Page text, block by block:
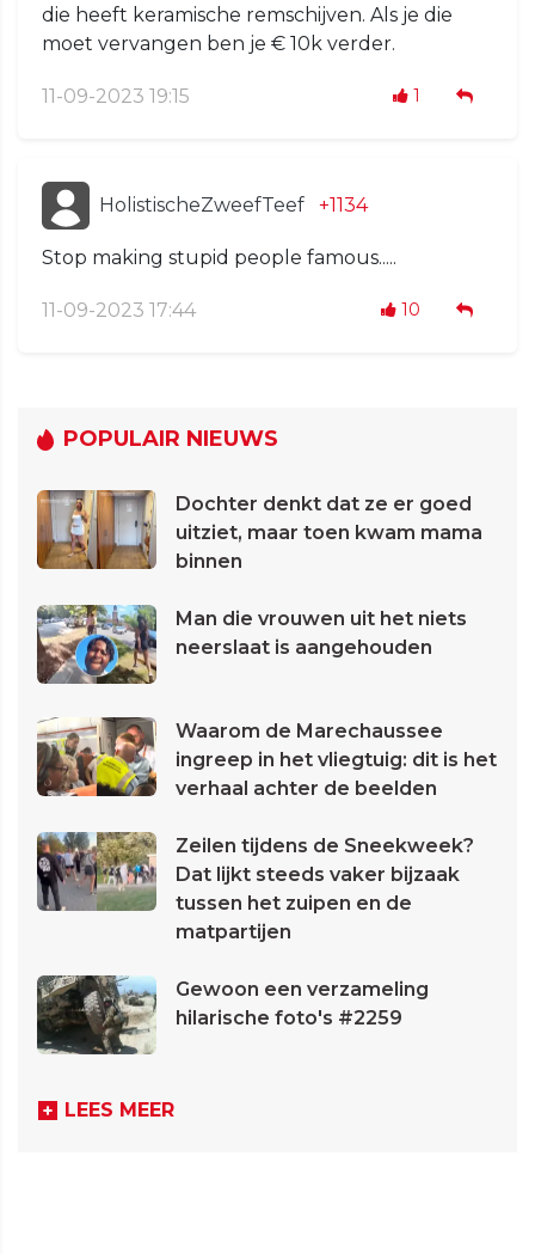
die heeft keramische remschijven. Als je die
moet vervangen ben je € 10k verder.
11-09-2023 19:15 1
HolistischeZweefTeef +1134
Stop making stupid people famous.....
11-09-2023 17:44 10
POPULAIR NIEUWS
Dochter denkt dat ze er goed
uitziet, maar toen kwam mama
binnen
Man die vrouwen uit het niets
neerslaat is aangehouden
Waarom de Marechaussee
ingreep in het vliegtuig: dit is het
verhaal achter de beelden
Zeilen tijdens de Sneekweek?
Dat lijkt steeds vaker bijzaak
tussen het zuipen en de
matpartijen
Gewoon een verzameling
hilarische foto's #2259
LEES MEER